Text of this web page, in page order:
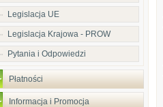
Legislacja UE
Legislacja Krajowa - PROW
Pytania i Odpowiedzi
Płatności
Informacja i Promocja